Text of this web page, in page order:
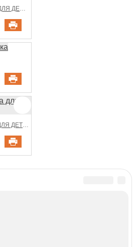
КАССА КАРТИНКИ ДЛЯ ДЕТЕЙ
КАССА КАРТИНКА ДЛЯ ДЕТЕЙ